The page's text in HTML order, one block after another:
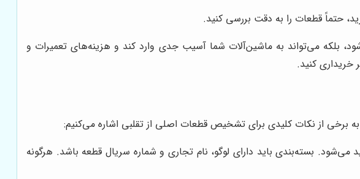
حتماً قطعات را به دقت بررسی کنید.
بلکه می‌تواند به ماشین‌آلات شما آسیب جدی وارد کند و هزینه‌های تعمیرات و
خریداری کنید.
برخی از نکات کلیدی برای تشخیص قطعات اصلی از تقلبی اشاره می‌کنیم:
می‌شود. بسته‌بندی باید دارای لوگو، نام تجاری و شماره سریال قطعه باشد. هرگونه